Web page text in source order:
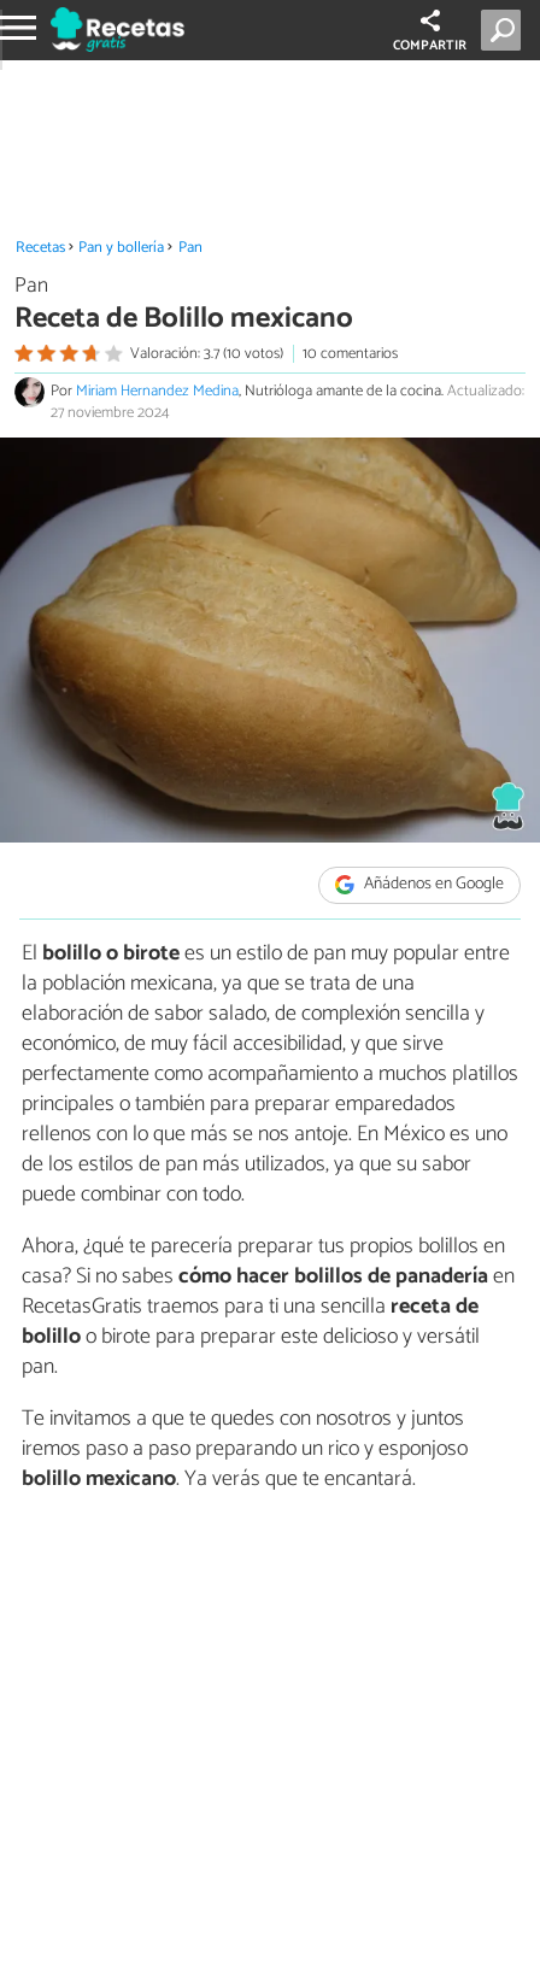
COMPARTIR
Recetas Pan y bollería Pan
Pan
Receta de Bolillo mexicano
Valoración: 3.7 (10 votos)
10 comentarios
PorMiriam Hernandez Medina, Nutrióloga amante de la cocina.Actualizado:
27 noviembre 2024
Añádenos en Google
El bolillo o birotees un estilo de pan muy popular entre
la población mexicana, ya que se trata de una
elaboración de sabor salado, de complexión sencilla y
económico, de muy fácil accesibilidad, y que sirve
perfectamente como acompañamiento a muchos platillos
principales o también para preparar emparedados
rellenos con lo que más se nos antoje. En México es uno
de los estilos de pan más utilizados, ya que su sabor
puede combinar con todo.
Ahora, ¿qué te parecería preparar tus propios bolillos en
casa? Si no sabescómo hacer bolillos de panaderíaen
RecetasGratis traemos para ti una sencilla receta de
bolilloo birote para preparar este delicioso y versátil
pan.
Te invitamos a que te quedes con nosotros y juntos
iremos paso a paso preparando un rico y esponjoso
bolillo mexicano. Ya verás que te encantará.